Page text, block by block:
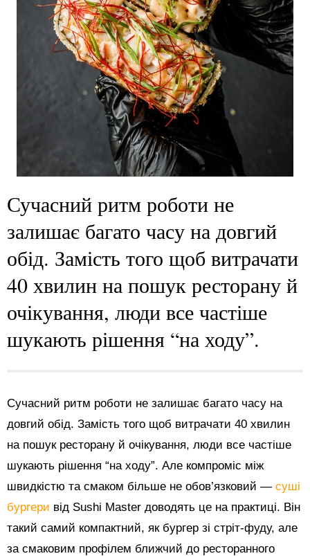
Сучасний ритм роботи не
залишає багато часу на довгий
обід. Замість того щоб витрачати
40 хвилин на пошук ресторану й
очікування, люди все частіше
шукають рішення “на ходу”.
Сучасний ритм роботи не залишає багато часу на
довгий обід. Замість того щоб витрачати 40 хвилин
на пошук ресторану й очікування, люди все частіше
шукають рішення “на ходу”. Але компроміс між
швидкістю та смаком більше не обов’язковий — суші
бургери від Sushi Master доводять це на практиці. Він
такий самий компактний, як бургер зі стріт-фуду, але
за смаковим профілем ближчий до ресторанного